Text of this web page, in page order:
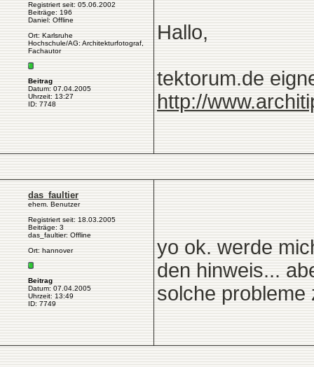
Registriert seit: 05.06.2002
Beiträge: 196
Daniel: Offline
Ort: Karlsruhe
Hochschule/AG: Architekturfotograf,
Fachautor
Beitrag
Datum: 07.04.2005
Uhrzeit: 13:27
ID: 7748
Hallo,
tektorum.de
http://
das_faultier
ehem. Benutzer
Registriert seit: 18.03.2005
Beiträge: 3
das_faultier: Offline
Ort: hannover
Beitrag
Datum: 07.04.2005
Uhrzeit: 13:49
ID: 7749
yo ok. werde
den hinweis...
solche probleme